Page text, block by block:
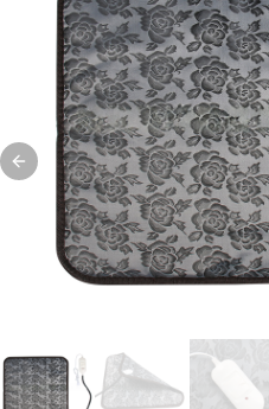
Previous slide